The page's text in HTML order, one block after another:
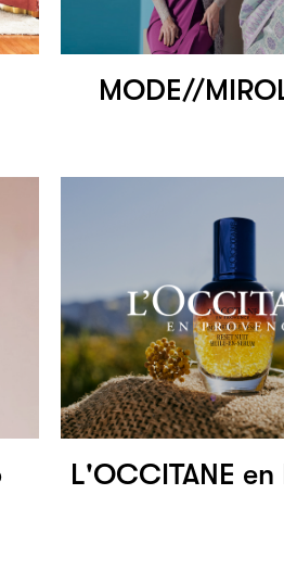
MODE//
L'OCCITANE en